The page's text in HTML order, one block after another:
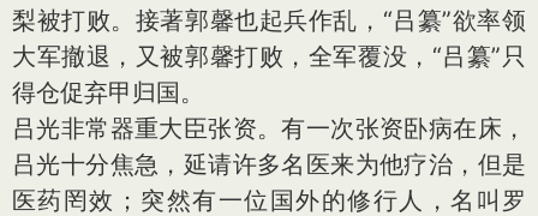
梨被打败。接著郭馨也起兵作乱，“吕纂”欲率领
大军撤退，又被郭馨打败，全军覆没，“吕纂”只
得仓促弃甲归国。
吕光非常器重大臣张资。有一次张资卧病在床，
吕光十分焦急，延请许多名医来为他疗治，但是
医药罔效；突然有一位国外的修行人，名叫罗